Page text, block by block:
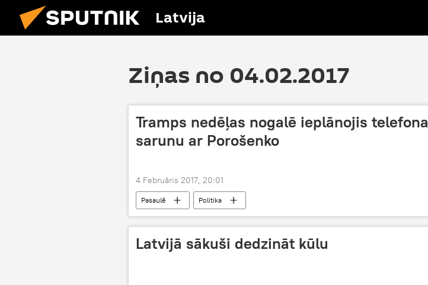
Latvija
Ziņas no 04.02.2017
Tramps nedēļas nogalē ieplānojis telefona
sarunu ar Porošenko
4 Februāris 2017, 20:01
Pasaulē Politika
Latvijā sākuši dedzināt kūlu